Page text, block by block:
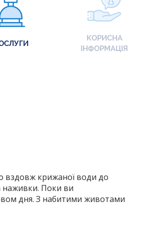
КОРИСНА
ІНФОРМАЦІЯ
вздовж крижаної води до
наживки. Поки ви
дня. З набитими животами